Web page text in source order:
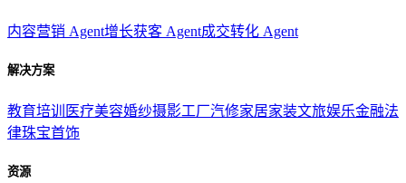
内容营销 Agent增长获客 Agent成交转化 Agent
解决方案
教育培训 医疗美容婚纱摄影工厂汽修家居家装文旅娱乐金融法
律珠宝首饰
资源